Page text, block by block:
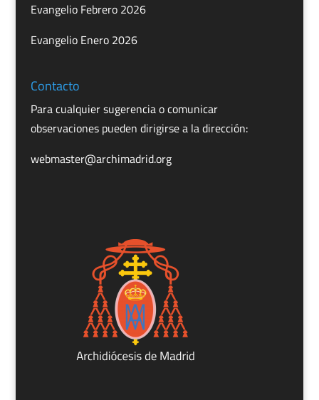
Evangelio Febrero 2026
Evangelio Enero 2026
Contacto
Para cualquier sugerencia o comunicar
observaciones pueden dirigirse a la dirección:
webmaster@archimadrid.org